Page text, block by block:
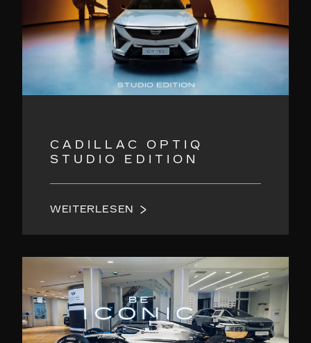
CADILLAC OPTIQ
STUDIO EDITION
WEITERLESEN